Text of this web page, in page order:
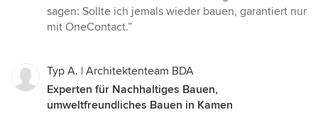
sagen: Sollte ich jemals wieder bauen, garantiert nur
mit OneContact.”
Typ A. | Architektenteam BDA
Experten für Nachhaltiges Bauen,
umweltfreundliches Bauen in Kamen